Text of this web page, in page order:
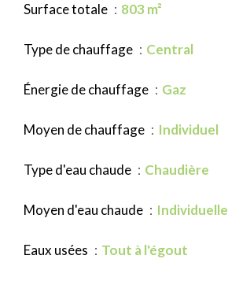
Surface totale 803 m²
Type de chauffage Central
Énergie de chauffage Gaz
Moyen de chauffage Individuel
Type d'eau chaude Chaudière
Moyen d'eau chaude Individuelle
Eaux usées Tout à l'égout